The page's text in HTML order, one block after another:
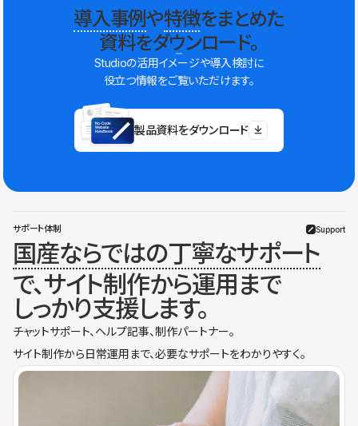
導入事例や特徴をまとめた
資料をダウンロード。
Studioの活用イメージや導入検討に
役立つ情報をご覧いただけます。
製品資料をダウンロード
サポート体制 Support
国産ならではの丁寧なサポート
で、サイト制作から運用まで
しっかり支援します。
チャットサポート、ヘルプ記事、制作パートナー。
サイト制作から日常運用まで、必要なサポートをわかりやすく。